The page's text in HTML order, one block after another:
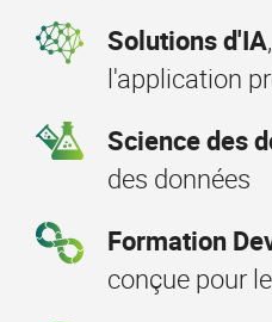
Solutions d'IA
l'application
Science des
des données
Formation
conçue pour